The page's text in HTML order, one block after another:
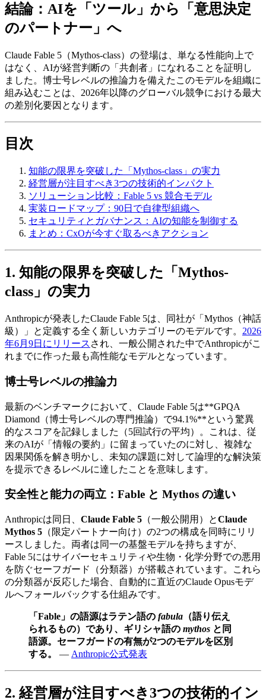
結論：AIを「ツール」から「意思決定
のパートナー」へ
Claude Fable 5（Mythos-class）の登場は、単なる性能向上で
はなく、AIが経営判断の「共創者」になれることを証明し
ました。博士号レベルの推論力を備えたこのモデルを組織に
組み込むことは、2026年以降のグローバル競争における最大
の差別化要因となります。
目次
知能の限界を突破した「Mythos-class」の実力
経営層が注目すべき3つの技術的インパクト
ソリューション比較：Fable 5 vs 競合モデル
実装ロードマップ：90日で自律型組織へ
セキュリティとガバナンス：AIの知能を制御する
まとめ：CxOが今すぐ取るべきアクション
1. 知能の限界を突破した「Mythos-
class」の実力
Anthropicが発表したClaude Fable 5は、同社が「Mythos（神話
級）」と定義する全く新しいカテゴリーのモデルです。 2026
年6月9日にリリース され、一般公開された中でAnthropicがこ
れまでに作った最も高性能なモデルとなっています。
博士号レベルの推論力
最新のベンチマークにおいて、Claude Fable 5は**GPQA
Diamond（博士号レベルの専門推論）で94.1%**という驚異
的なスコアを記録しました（5回試行の平均）。これは、従
来のAIが「情報の要約」に留まっていたのに対し、複雑な
因果関係を解き明かし、未知の課題に対して論理的な解決策
を提示できるレベルに達したことを意味します。
安全性と能力の両立：Fable と Mythos の違い
Anthropicは同日、 Claude Fable 5 （一般公開用）とClaude
Mythos 5 （限定パートナー向け）の2つの構成を同時にリリ
ースしました。両者は同一の基盤モデルを持ちますが、
Fable 5にはサイバーセキュリティや生物・化学分野での悪用
を防ぐセーフガード（分類器）が搭載されています。これら
の分類器が反応した場合、自動的に直近のClaude Opusモデ
ルへフォールバックする仕組みです。
「Fable」の語源はラテン語の fabula （語り伝え
られるもの）であり、ギリシャ語の mythos と同
語源。セーフガードの有無が2つのモデルを区別
する。
— Anthropic公式発表
2. 経営層が注目すべき3つの技術的イン